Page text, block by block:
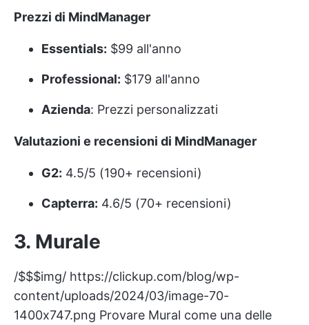
Prezzi di MindManager
Essentials: $99 all'anno
Professional: $179 all'anno
Azienda: Prezzi personalizzati
Valutazioni e recensioni di MindManager
G2: 4.5/5 (190+ recensioni)
Capterra: 4.6/5 (70+ recensioni)
3. Murale
/$$$img/ https://clickup.com/blog/wp-
content/uploads/2024/03/image-70-
1400x747.png Provare Mural come una delle